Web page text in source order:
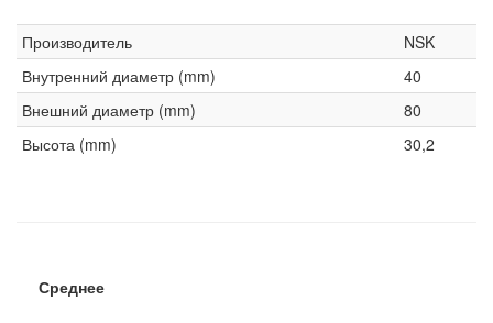
Производитель
NSK
Внутренний диаметр (mm)
40
Внешний диаметр (mm)
80
Высота (mm)
30,2
Среднее